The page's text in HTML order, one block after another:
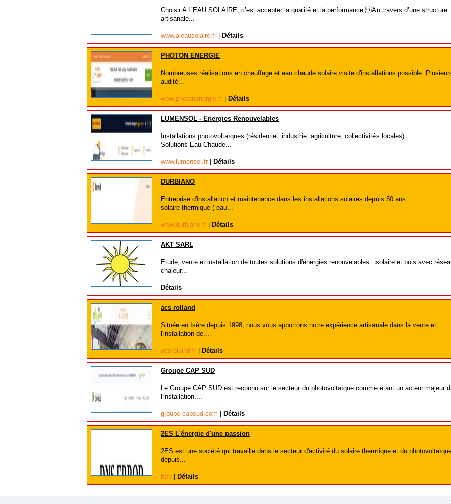
Choisir A L’EAU SOLAIRE, c’est accepter la qualité et la performance. Au travers d’une structure
artisanale...
www.aleausolaire.fr Détails
PHOTON ENERGIE
Nombreuses réalisations en chauffage et eau chaude solaire,visite d'installations possible.
audité...
www.photonenergie.fr Détails
LUMENSOL - Energies Renouvelables
Installations photovoltaïques (résidentiel, industrie, agriculture, collectivités locales).
Solutions Eau Chaude...
www.lumensol.fr Détails
DURBIANO
Entreprise d'installation et maintenance dans les installations solaires depuis 50 ans.
solaire thermique ( eau...
www.durbiano.fr Détails
AKT SARL
Etude, vente et installation de toutes solutions d'énergies renouvelables : solaire et bois avec
chaleur...
Détails
acs rolland
Située en Isère depuis 1998, nous vous apportons notre expérience artisanale dans la vente et
l'installation de...
acsrolland.fr Détails
Groupe CAP SUD
Le Groupe CAP SUD est reconnu sur le secteur du photovoltaïque comme étant un acteur majeur
l'installation,...
groupe-capsud.com Détails
2ES L'énergie d'une passion
2ES est une société qui travaille dans le secteur d'activité du solaire thermique et du
depuis...
http Détails